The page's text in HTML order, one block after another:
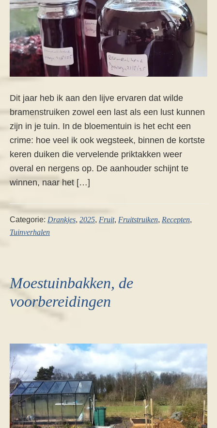
Dit jaar heb ik aan den lijve ervaren dat wilde
bramenstruiken zowel een last als een lust kunnen
zijn in je tuin. In de bloementuin is het echt een
crime: hoe veel ik ook wegsteek, binnen de kortste
keren duiken die vervelende priktakken weer
overal en nergens op. De aanhouder schijnt te
winnen, naar het […]
Categorie: Drankjes, 2025, Fruit, Fruitstruiken, Recepten,
Tuinverhalen
Moestuinbakken, de
voorbereidingen